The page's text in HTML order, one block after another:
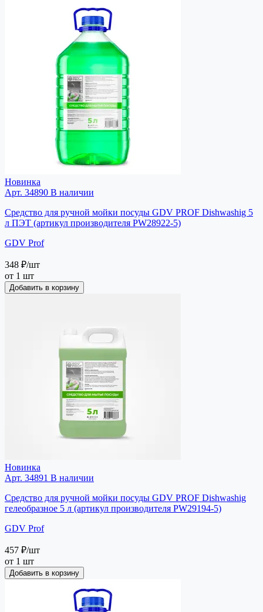
Новинка
Арт. 34890 В наличии
Средство для ручной мойки посуды GDV PROF Dishwashig 5
л ПЭТ (артикул производителя PW28922-5)
GDV Prof
348 ₽/шт
от 1 шт
Добавить в корзину
Новинка
Арт. 34891 В наличии
Средство для ручной мойки посуды GDV PROF Dishwashig
гелеобразное 5 л (артикул производителя PW29194-5)
GDV Prof
457 ₽/шт
от 1 шт
Добавить в корзину